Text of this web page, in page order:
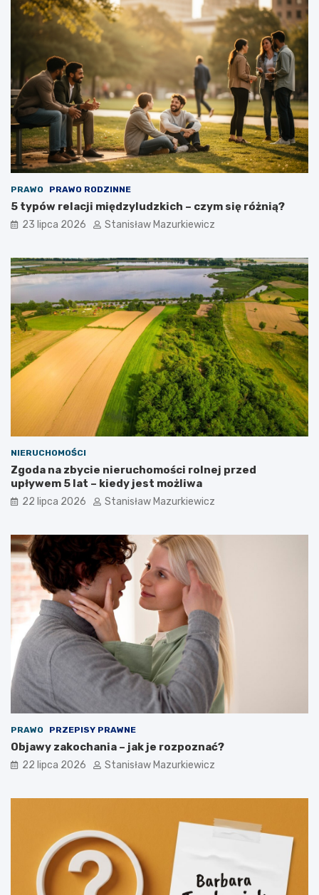
PRAWO PRAWO RODZINNE
5 typów relacji międzyludzkich – czym się różnią?
23 lipca 2026 Stanisław Mazurkiewicz
NIERUCHOMOŚCI
Zgoda na zbycie nieruchomości rolnej przed
upływem 5 lat – kiedy jest możliwa
22 lipca 2026 Stanisław Mazurkiewicz
PRAWO PRZEPISY PRAWNE
Objawy zakochania – jak je rozpoznać?
22 lipca 2026 Stanisław Mazurkiewicz